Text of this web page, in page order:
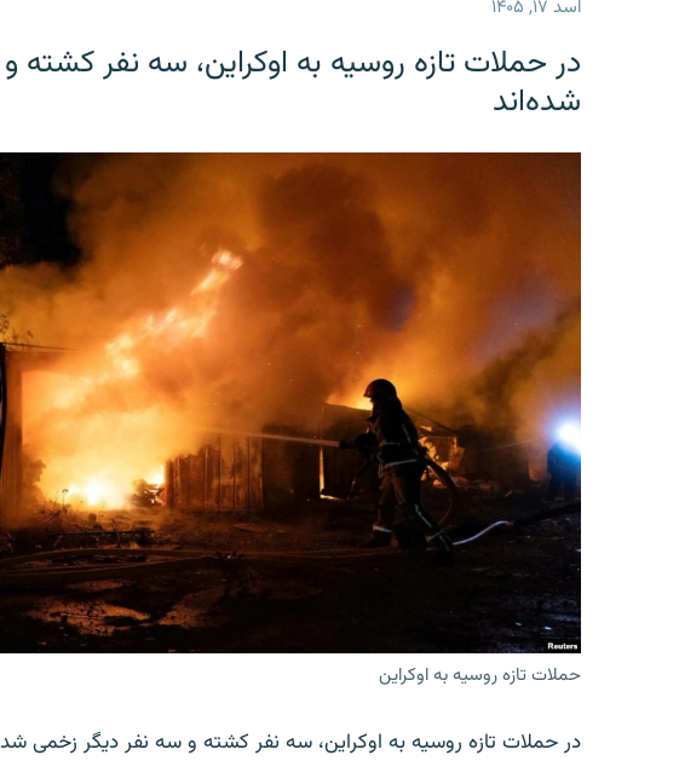
اسد ۱۷, ۱۴۰۵
در حملات تازه روسیه به اوکراین، سه نفر کشته
شده‌اند
حملات تازه روسیه به اوکراین
در حملات تازه روسیه به اوکراین، سه نفر کشته و سه نفر دیگر زخمی